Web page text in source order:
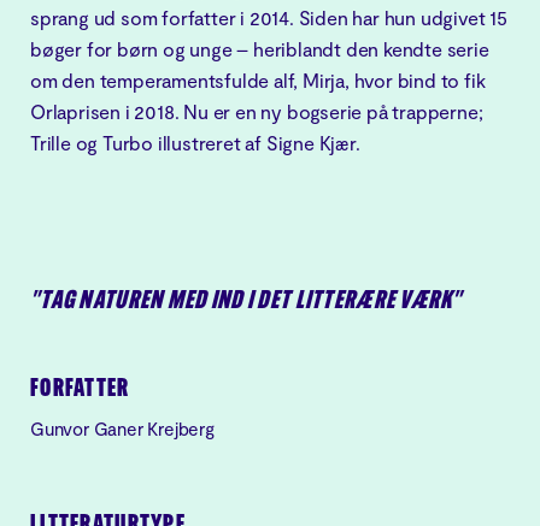
"TAG NATUREN MED IND I DET LITTERÆRE VÆRK"
FORFATTER
Gunvor Ganer Krejberg
sprang ud som forfatter i 2014. Siden har hun udgivet 15
bøger for børn og unge – heriblandt den kendte serie
om den temperamentsfulde alf, Mirja, hvor bind to fik
Orlaprisen i 2018. Nu er en ny bogserie på trapperne;
Trille og Turbo illustreret af Signe Kjær.